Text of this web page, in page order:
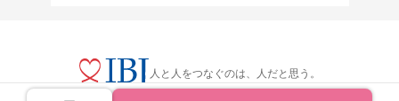
人と人をつなぐのは、人だと思う。